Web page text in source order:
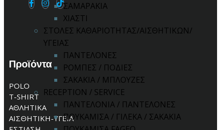
ΣΑΜΑΡΑΚΙΑ
ΧΙΑΣΤΙ
ΣΤΟΛΕΣ ΚΑΘΑΡΙΟΤΗΤΑΣ/ΑΙΣΘΗΤΙΚΩΝ/
ΥΓΕΙΑΣ
ΠΑΝΤΕΛΟΝΕΣ
ΡΟΜΠΕΣ / ΠΟΔΙΕΣ
ΣΑΚΑΚΙΑ / ΜΠΛΟΥΖΕΣ
RECEPTION / SERVICE
ΠΑΝΤΕΛΟΝΙΑ / ΠΑΝΤΕΛΟΝΕΣ
ΠΟΥΚΑΜΙΣΑ / ΓΙΛΕΚΑ / ΣΑΚΑΚΙΑ
Προϊόντα
POLO
T-SHIRT
ΑΘΛΗΤΙΚΑ
ΑΙΣΘΗΤΙΚΗ-ΥΓΕΙΑ